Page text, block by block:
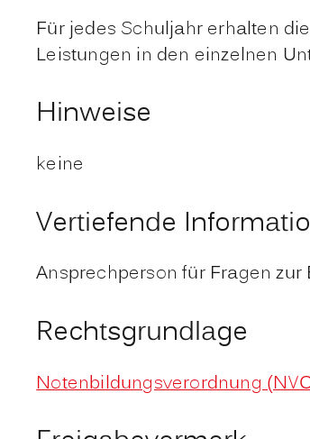
Für jedes Schuljahr erhalten
Leistungen in den einzelnen
Hinweise
keine
Vertiefende
Ansprechperson für Fragen
Rechtsgrundlage
Notenbildungsverordnung